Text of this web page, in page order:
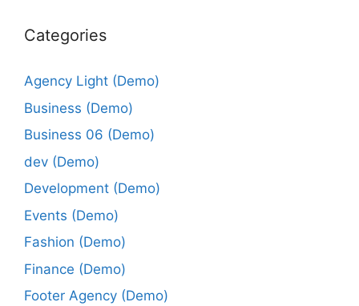
Categories
Agency Light (Demo)
Business (Demo)
Business 06 (Demo)
dev (Demo)
Development (Demo)
Events (Demo)
Fashion (Demo)
Finance (Demo)
Footer Agency (Demo)